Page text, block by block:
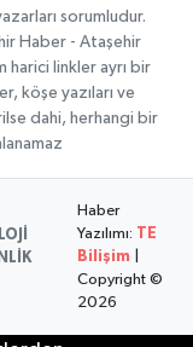
sorumludur.
Haber - Ataşehir
linkler ayrı bir
köşe yazıları ve
dahi, herhangi bir
Haber
Yazılımı:
TE
Bilişim
Copyright ©
2026